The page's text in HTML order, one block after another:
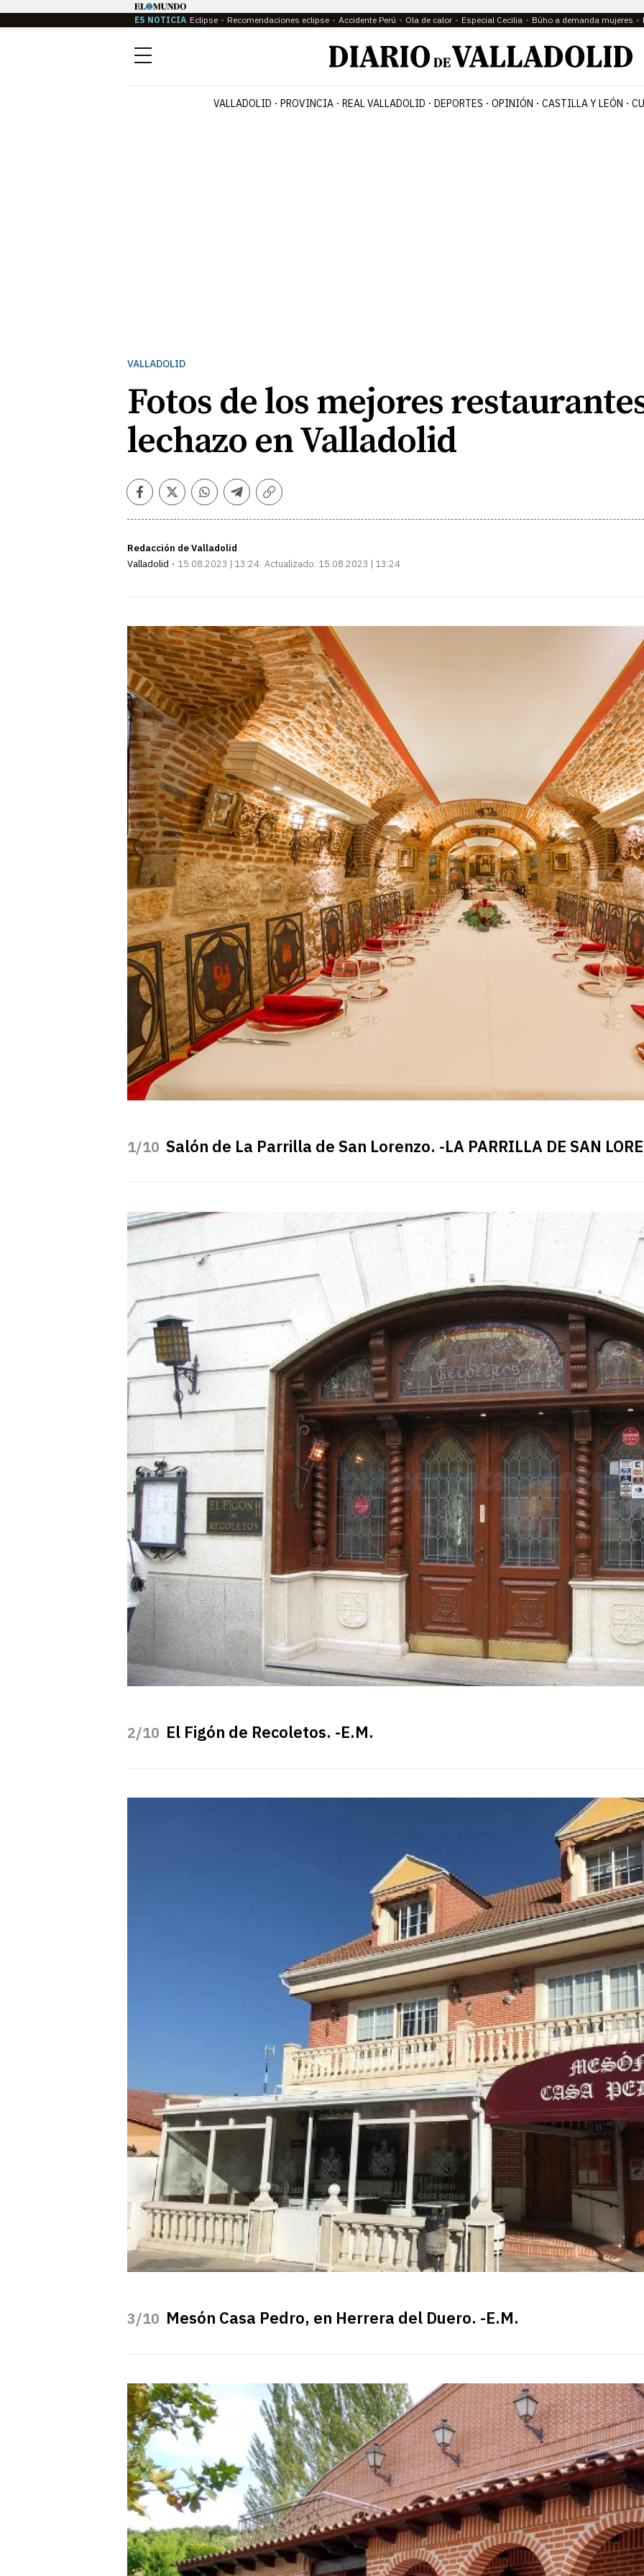
ES NOTICIA Eclipse Recomendaciones eclipse Accidente Perú Ola de calor Especial Cecilia Búho a demanda mujeres
Menú
VALLADOLID PROVINCIA REAL VALLADOLID DEPORTES OPINIÓN CASTILLA Y LEÓN
VALLADOLID
Fotos de los mejores
lechazo en Valladolid
Facebook
TwitterWhatsapp
Telegram
Copiar
Redacción de Valladolid
Valladolid
15.08.2023 | 13:24 Actualizado: 15.08.2023 | 13:24
/10 Salón de La Parrilla de San Lorenzo. -LA PARRILLA DE SAN
/10 El Figón de Recoletos. -E.M.
/10 Mesón Casa Pedro, en Herrera del Duero. -E.M.